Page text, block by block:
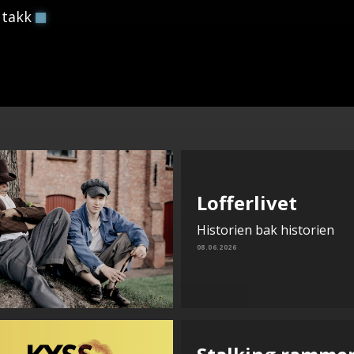
Lofferlivet
Historien bak historien
08.06.2026